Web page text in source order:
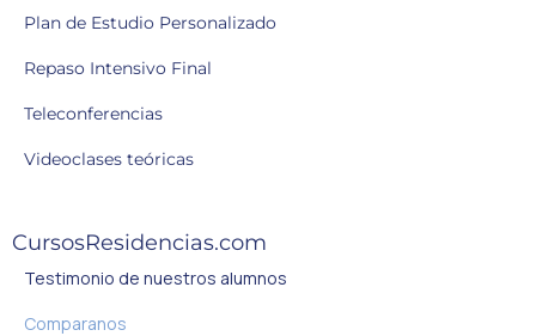
Plan de Estudio Personalizado
Repaso Intensivo Final
Teleconferencias
Videoclases teóricas
CursosResidencias.com
Testimonio de nuestros alumnos
Comparanos